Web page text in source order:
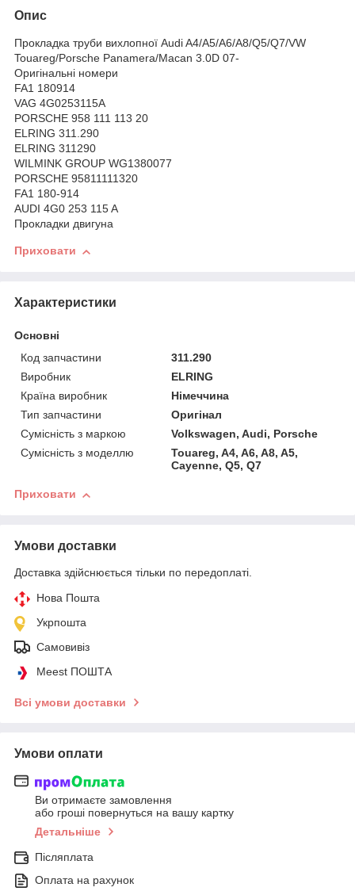
Опис
Прокладка труби вихлопної Audi A4/A5/A6/A8/Q5/Q7/VW
Touareg/Porsche Panamera/Macan 3.0D 07-
Оригінальні номери
FA1 180914
VAG 4G0253115A
PORSCHE 958 111 113 20
ELRING 311.290
ELRING 311290
WILMINK GROUP WG1380077
PORSCHE 95811111320
FA1 180-914
AUDI 4G0 253 115 A
Прокладки двигуна
Приховати
Характеристики
Основні
Код запчастини
311.290
Виробник
ELRING
Країна виробник
Німеччина
Тип запчастини
Оригінал
Сумісність з маркою
Volkswagen, Audi, Porsche
Сумісність з моделлю
Touareg, A4, A6, A8, A5,
Cayenne, Q5, Q7
Приховати
Умови доставки
Доставка здійснюється тільки по передоплаті.
Нова Пошта
Укрпошта
Самовивіз
Meest ПОШТА
Всі умови доставки
Умови оплати
Ви отримаєте замовлення
або гроші повернуться на вашу картку
Детальніше
Післяплата
Оплата на рахунок